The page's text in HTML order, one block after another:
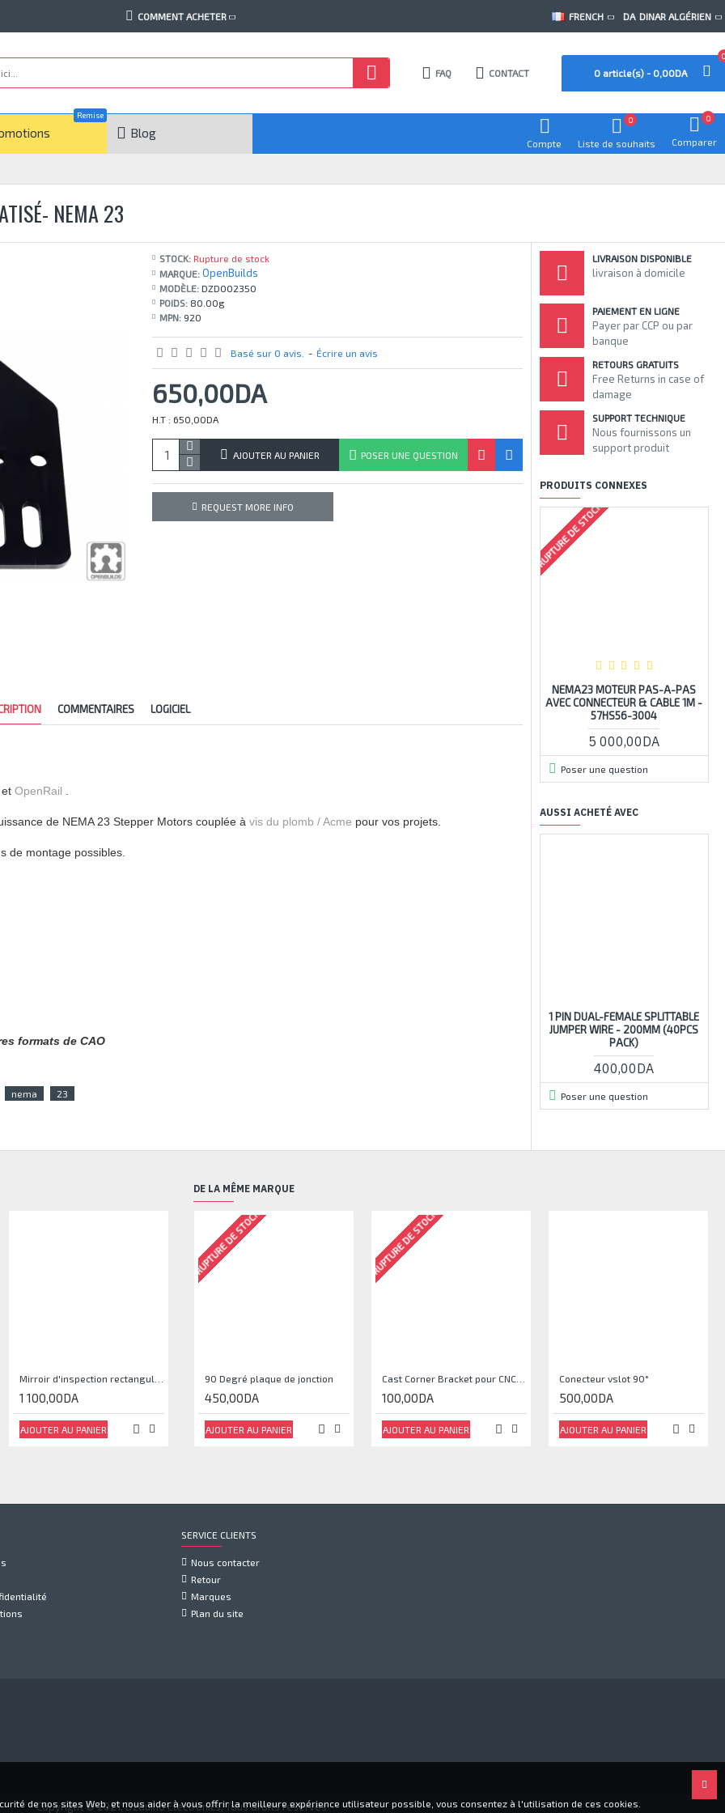
COMMENT ACHETER FRENCH DA DINAR ALGÉRIEN
FAQ CONTACT 0 article(s) - 0,00DA
Remise
Blog
Compte Liste de souhaits
0
Comparer
0
NEMA 23
STOCK: Rupture de stock
MARQUE: OpenBuilds
MODÈLE: DZD002350
POIDS: 80.00g
MPN: 920
Basé sur 0 avis. - Écrire un avis
650,00DA
H.T : 650,00DA
AJOUTER AU PANIER POSER UNE QUESTION
REQUEST MORE INFO
COMMENTAIRES LOGICIEL
OpenRail
de NEMA 23 Stepper Motors couplée à vis du plomb / Acme pour vos projets.
de montage possibles.
formats de CAO
nema 23
LIVRAISON DISPONIBLE
livraison à domicile
PAIEMENT EN LIGNE
Payer par CCP ou par
banque
RETOURS GRATUITS
Free Returns in case of
damage
SUPPORT TECHNIQUE
Nous fournissons un
support produit
PRODUITS CONNEXES
RUPTURE DE STOCK
NEMA23 MOTEUR PAS-A-PAS
AVEC CONNECTEUR & CABLE 1M -
57HS56-3004
5 000,00DA
Poser une question
AUSSI ACHETÉ AVEC
1 PIN DUAL-FEMALE SPLITTABLE
JUMPER WIRE - 200MM (40PCS
PACK)
400,00DA
Poser une question
1 100,00DA
AJOUTER AU PANIER
DE LA MÊME MARQUE
RUPTURE DE STOCK
90 Degré plaque de jonction
450,00DA
AJOUTER AU PANIER
RUPTURE DE STOCK
Cast Corner Bracket pour CNC, Imprimante 3D
100,00DA
AJOUTER AU PANIER
Conecteur vslot 90°
500,00DA
AJOUTER AU PANIER
SERVICE CLIENTS
Nous contacter
Retour
Marques
Plan du site
Copyright © 2021, Dzduino Electronics, Tous droits réservés
de nos sites Web, et nous aider à vous offrir la meilleure expérience utilisateur possible, vous consentez à l'utilisation de ces cookies.